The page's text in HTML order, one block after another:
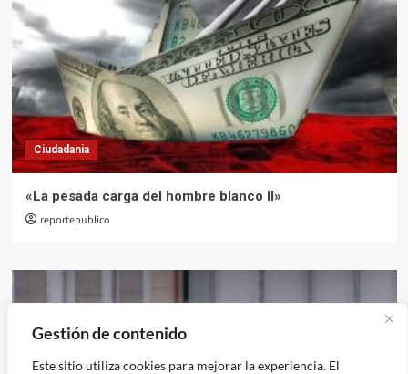
Gestión de contenido
Este sitio utiliza cookies para mejorar la experiencia. El
Ciudadania
«La pesada carga del hombre blanco II»
reportepublico